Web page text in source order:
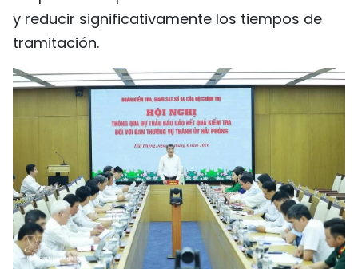
y reducir significativamente los tiempos de
tramitación.